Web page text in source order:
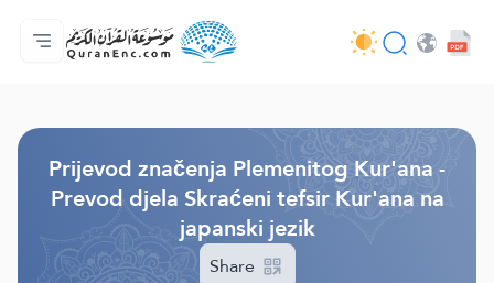
Početna stranica
Sadržaj prijevodā
Audio
Usluge programera - API
O projektu
Kontaktiraj nas
Jezik
Prijevod značenja Plemenitog Kur'ana -
Prevod djela Skraćeni tefsir Kur'ana na
japanski jezik
Share